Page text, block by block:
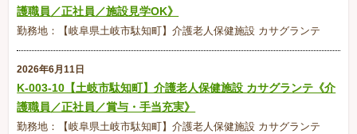
護職員／正社員／施設見学OK》
勤務地：【岐阜県土岐市駄知町】介護老人保健施設 カサグランテ
2026年6月11日
K-003-10【土岐市駄知町】介護老人保健施設 カサグランテ《介
護職員／正社員／賞与・手当充実》
勤務地：【岐阜県土岐市駄知町】介護老人保健施設 カサグランテ